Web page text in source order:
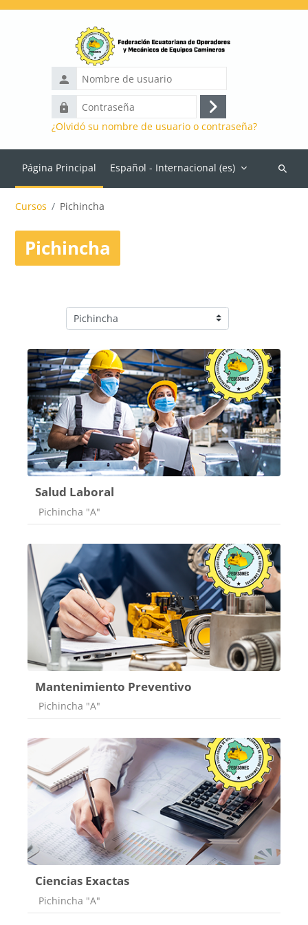
Salta al contenido principal
Nombre
de
usuario
Contraseña
Acceder
¿Olvidó su nombre de usuario o contraseña?
Página Principal Español - Internacional ‎(es)‎
Buscar
Cursos Pichincha
Pichincha
Categorías
Salud Laboral
Categoría de cursos
Pichincha "A"
Mantenimiento Preventivo
Categoría de cursos
Pichincha "A"
Ciencias Exactas
Categoría de cursos
Pichincha "A"